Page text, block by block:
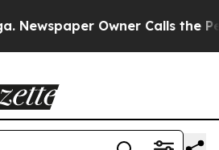
Owner Calls the